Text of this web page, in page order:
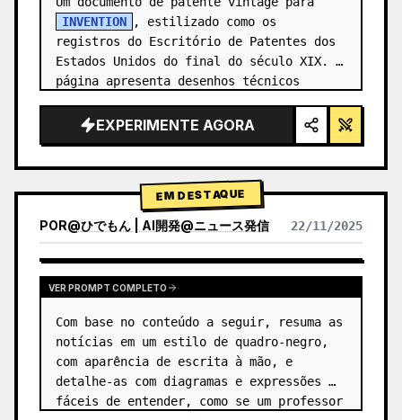
INVENTION
, estilizado como os
registros do Escritório de Patentes dos
Estados Unidos do final do século XIX. A
página apresenta desenhos técnicos
EXPERIMENTE AGORA
EM DESTAQUE
POR@ひでもん | AI開発@ニュース発信 22/11/2025
VER RESULTADOS DE OUTROS MODELOS
VER PROMPT COMPLETO
Com base no conteúdo a seguir, resuma as
notícias em um estilo de quadro-negro,
com aparência de escrita à mão, e
detalhe-as com diagramas e expressões
fáceis de entender, como se um professor